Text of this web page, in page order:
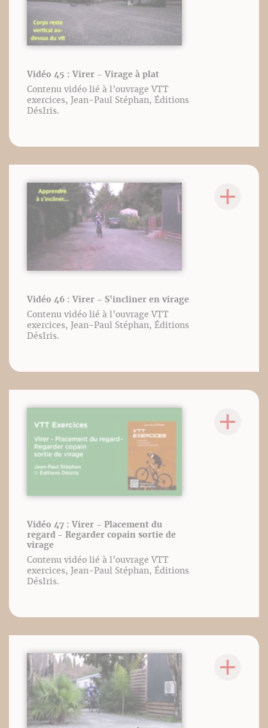
Vidéo 45 : Virer - Virage à plat
Contenu vidéo lié à l’ouvrage VTT
exercices, Jean-Paul Stéphan, Éditions
DésIris.
Vidéo 46 : Virer - S'incliner en virage
Contenu vidéo lié à l’ouvrage VTT
exercices, Jean-Paul Stéphan, Éditions
DésIris.
Vidéo 47 : Virer - Placement du
regard - Regarder copain sortie de
virage
Contenu vidéo lié à l’ouvrage VTT
exercices, Jean-Paul Stéphan, Éditions
DésIris.